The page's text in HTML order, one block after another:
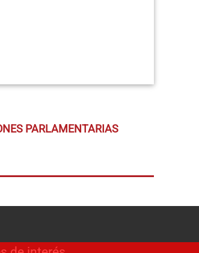
PARLAMENTARIAS